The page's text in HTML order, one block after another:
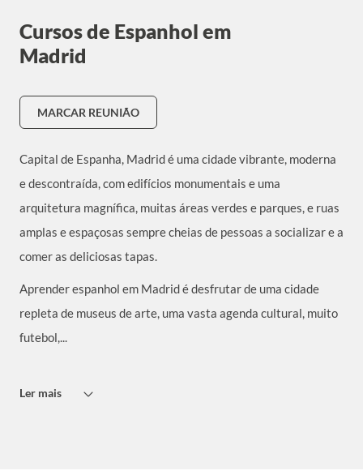
Cursos de Espanhol em
Madrid
MARCAR REUNIÃO
Capital de Espanha, Madrid é uma cidade vibrante, moderna
e descontraída, com edifícios monumentais e uma
arquitetura magnífica, muitas áreas verdes e parques, e ruas
amplas e espaçosas sempre cheias de pessoas a socializar e a
comer as deliciosas tapas.
Aprender espanhol em Madrid é desfrutar de uma cidade
repleta de museus de arte, uma vasta agenda cultural, muito
futebol,...
Ler mais